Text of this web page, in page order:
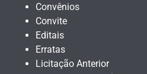
Convênios
Convite
Editais
Erratas
Licitação Anterior